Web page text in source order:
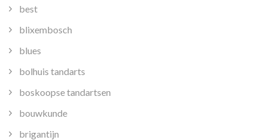
best
blixembosch
blues
bolhuis tandarts
boskoopse tandartsen
bouwkunde
brigantijn